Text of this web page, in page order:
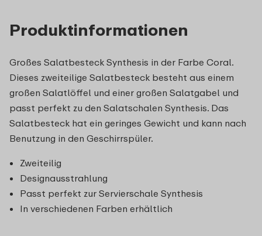
Produktinformationen
Großes Salatbesteck Synthesis in der Farbe Coral.
Dieses zweiteilige Salatbesteck besteht aus einem
großen Salatlöffel und einer großen Salatgabel und
passt perfekt zu den Salatschalen Synthesis. Das
Salatbesteck hat ein geringes Gewicht und kann nach
Benutzung in den Geschirrspüler.
Zweiteilig
Designausstrahlung
Passt perfekt zur Servierschale Synthesis
In verschiedenen Farben erhältlich